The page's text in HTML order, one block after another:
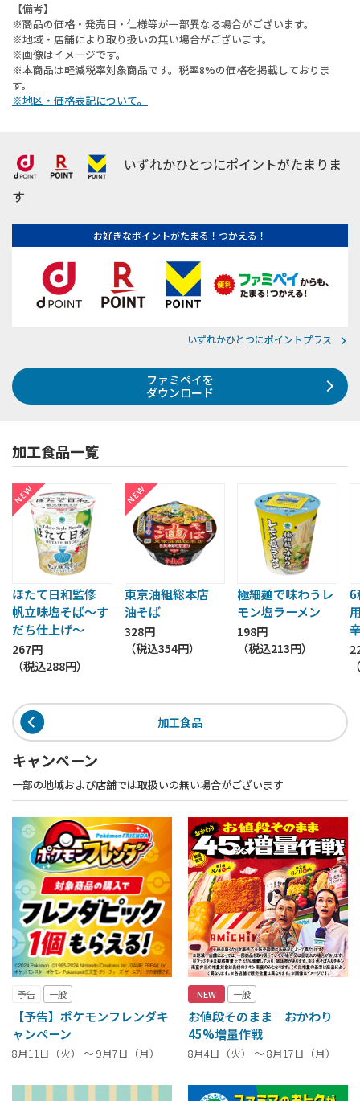
【備考】
※商品の価格・発売日・仕様等が一部異なる場合がございます。
※地域・店舗により取り扱いの無い場合がございます。
※画像はイメージです。
※本商品は軽減税率対象商品です。税率8%の価格を掲載しておりま
す。
※地区・価格表記について。
いずれかひとつにポイントがたまりま
す
お好きなポイントがたまる！つかえる！
いずれかひとつにポイントプラス
ファミペイを
ダウンロード
加工食品一覧
ほたて日和監修
帆立味塩そば～す
だち仕上げ～
267円
（税込288円）
東京油組総本店
油そば
328円
（税込354円）
極細麺で味わうレ
モン塩ラーメン
198円
（税込213円）
6
加工食品
キャンペーン
一部の地域および店舗では取扱いの無い場合がございます
予告 一般
【予告】ポケモンフレンダキ
ャンペーン
8月11日（火） ～ 9月7日（月）
NEW 一般
お値段そのまま おかわり
45%増量作戦
8月4日（火） ～ 8月17日（月）